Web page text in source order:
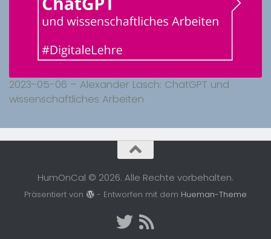
2023-05-06 – Alexander Lasch: ChatGPT und
wissenschaftliches Arbeiten
HumOnCal © 2026. Alle Rechte vorbehalten.
Präsentiert von - Entworfen mit dem Hueman-Theme